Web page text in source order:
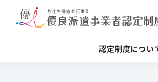
認定制度につい